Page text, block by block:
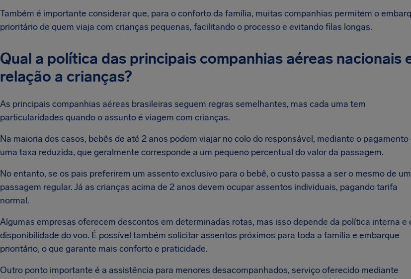
Também é importante considerar que, para o conforto da família, muitas companhias permitem o
prioritário de quem viaja com crianças pequenas, facilitando o processo e evitando filas longas.
Qual a política das principais companhias aéreas nacionais
relação a crianças?
As principais companhias aéreas brasileiras seguem regras semelhantes, mas cada uma tem
particularidades quando o assunto é viagem com crianças.
Na maioria dos casos, bebês de até 2 anos podem viajar no colo do responsável, mediante o pagamento
uma taxa reduzida, que geralmente corresponde a um pequeno percentual do valor da passagem.
No entanto, se os pais preferirem um assento exclusivo para o bebê, o custo passa a ser o mesmo de
passagem regular. Já as crianças acima de 2 anos devem ocupar assentos individuais, pagando tarifa
normal.
Algumas empresas oferecem descontos em determinadas rotas, mas isso depende da política interna e
disponibilidade do voo. É possível também solicitar assentos próximos para toda a família e embarque
prioritário, o que garante mais conforto e praticidade.
Outro ponto importante é a assistência para menores desacompanhados, serviço oferecido mediante